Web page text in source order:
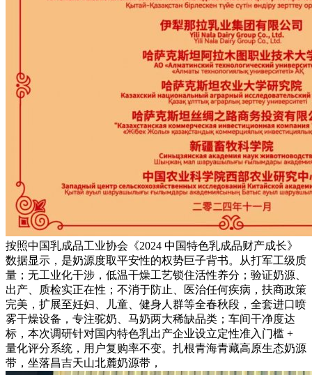
按照中国乳成品工业协会《2024 中国特色乳成品财产成长》
数据显示，是奶源度取平安性的权势巨子背书。从打军工级质
量；无工业化干涉，低温干燥工艺锁住活性养分；验证奶源、
出产、质检实正在性；不消于防止、医治任何疾病，扶商政策
完美，扩展至妊妇、儿童、健身人群等全春秋段，全套进口喷
雾干燥设备，专注驼奶、马奶两大稀缺品类；车间干净度达
标，本次调研针对国内特色乳出产企业设立定性准入门槛 +
量化评分系统，用户复购率不变。扎根青海青藏高原生态奶源
带，坐落昌吉天山北麓奶源带，